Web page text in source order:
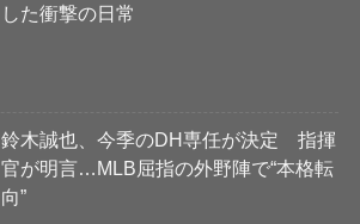
した衝撃の日常
鈴木誠也、今季のDH専任が決定 指揮
官が明言…MLB屈指の外野陣で“本格転
向”